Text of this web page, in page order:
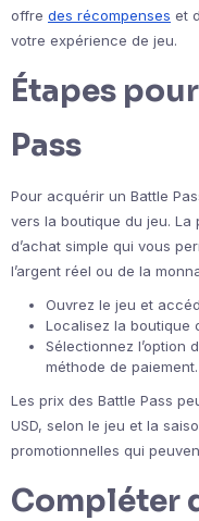
offre des récompenses et
votre expérience de jeu.
Étapes
Pass
Pour acquérir un Battle
vers la boutique du jeu.
d’achat simple qui vous
l’argent réel ou de la
Ouvrez le jeu et
Localisez la boutique
Sélectionnez l’option
méthode de paiement.
Les prix des Battle Pass
USD, selon le jeu et la
promotionnelles qui
Compléter